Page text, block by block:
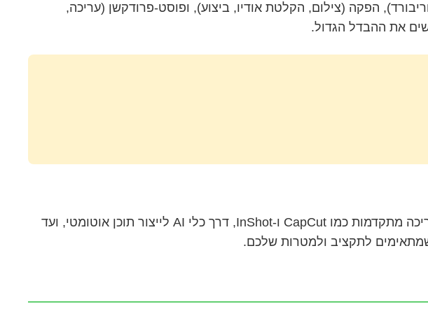
הפקה (צילום, הקלטת אודיו, ביצוע), ופוסט-פרודקשן (עריכה,
את ההבדל הגדול.
בעידן הנוכחי, יש מגוון רחב של כלים שיכולים לשדרג את איכות ההפקה שלכם: מאפליקציות עריכה מתקדמות כמו CapCut ו-InShot, דרך כלי AI לייצור תוכן אוטומטי, ועד
לתקציב ולמטרות שלכם.